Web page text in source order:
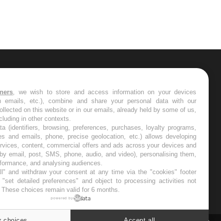
les semaines les meilleures
, we wish to store and access information on your devices
emails, etc.), combine and share your personal data with our
on this website or in our emails, already held by some of us,
in other contexts.
(identifiers, browsing, preferences, purchases, loyalty programs,
and emails, phone, precise geolocation, etc.) allows developing
content, commercial offers and ads across your devices and
email, post, SMS, phone, audio, and video), personalising them,
and analysing audiences.
and withdraw your consent at any time via the "cookies" footer
detailed preferences" and object to processing activities not
choices remain valid for 6 months.
powered by